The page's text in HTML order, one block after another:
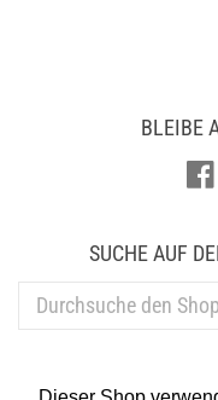
BLEIBE
SUCHE AUF
Lieferung &